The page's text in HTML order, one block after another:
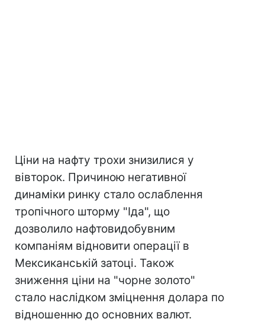
Ціни на нафту трохи знизилися у
вівторок. Причиною негативної
динаміки ринку стало ослаблення
тропічного шторму "Іда", що
дозволило нафтовидобувним
компаніям відновити операції в
Мексиканській затоці. Також
зниження ціни на "чорне золото"
стало наслідком зміцнення долара по
відношенню до основних валют.